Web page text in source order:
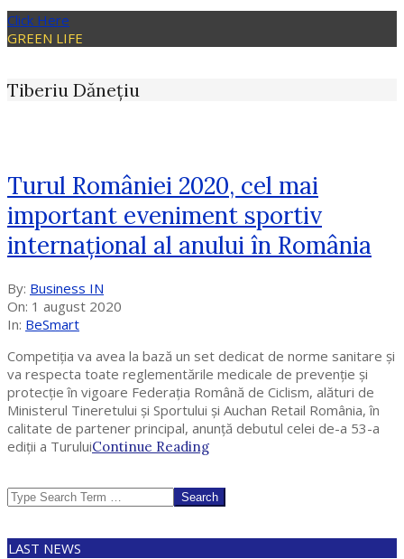
Click Here
GREEN LIFE
Tiberiu Dănețiu
Turul României 2020, cel mai
important eveniment sportiv
internațional al anului în România
2020-
08-
01
By: Business IN
On: 1 august 2020
In: BeSmart
Competiția va avea la bază un set dedicat de norme sanitare și
va respecta toate reglementările medicale de prevenție și
protecție în vigoare Federația Română de Ciclism, alături de
Ministerul Tineretului și Sportului și Auchan Retail România, în
calitate de partener principal, anunță debutul celei de-a 53-a
ediții a TuruluiContinue Reading
Search
LAST NEWS